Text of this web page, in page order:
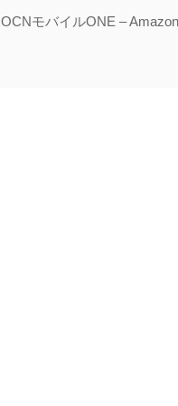
OCNモバイルONE –